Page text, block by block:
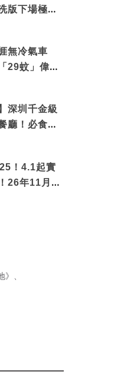
版下場極震
無冷氣車
29蚊」偉論
深圳千金級
廳！必食失
！4.1起實
26年11月
》 、